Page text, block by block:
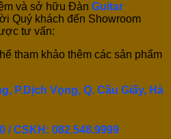
và sở hữu Đàn Guitar
Quý khách đến Showroom
tư vấn:
tham khảo thêm các sản phẩm
P.Dịch Vọng, Q. Cầu Giấy, Hà
/ CSKH: 082.548.9999